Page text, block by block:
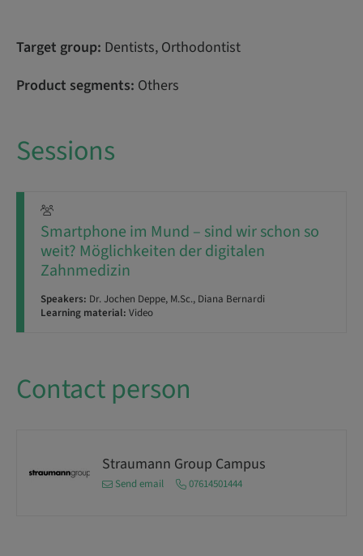
Target group: Dentists, Orthodontist
Product segments: Others
Sessions
Smartphone im Mund – sind wir schon so
weit? Möglichkeiten der digitalen
Zahnmedizin
Speakers: Dr. Jochen Deppe, M.Sc., Diana Bernardi
Learning material: Video
Contact person
Straumann Group Campus
Send email 07614501444